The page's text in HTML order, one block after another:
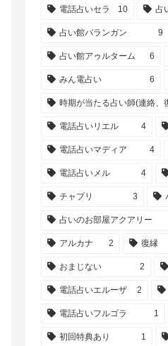
電話占いセラ 10 占
占い館バランガン 9
占い館アゥルターム 6
みん電占い 6
時期が当たる占い師(連絡、
電話占いリエル 4
電話占いマディア 4
電話占いメル 4
チャプリ 3
占いのお部屋アクアリー
アルカナ 2 復縁
おまじない 2
電話占いエルーザ 2
電話占いフルゴラ 1
初回特典あり 1